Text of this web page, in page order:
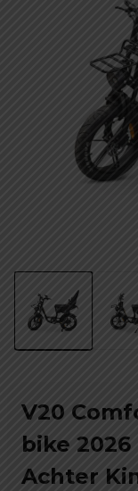
V20
bike
Achter